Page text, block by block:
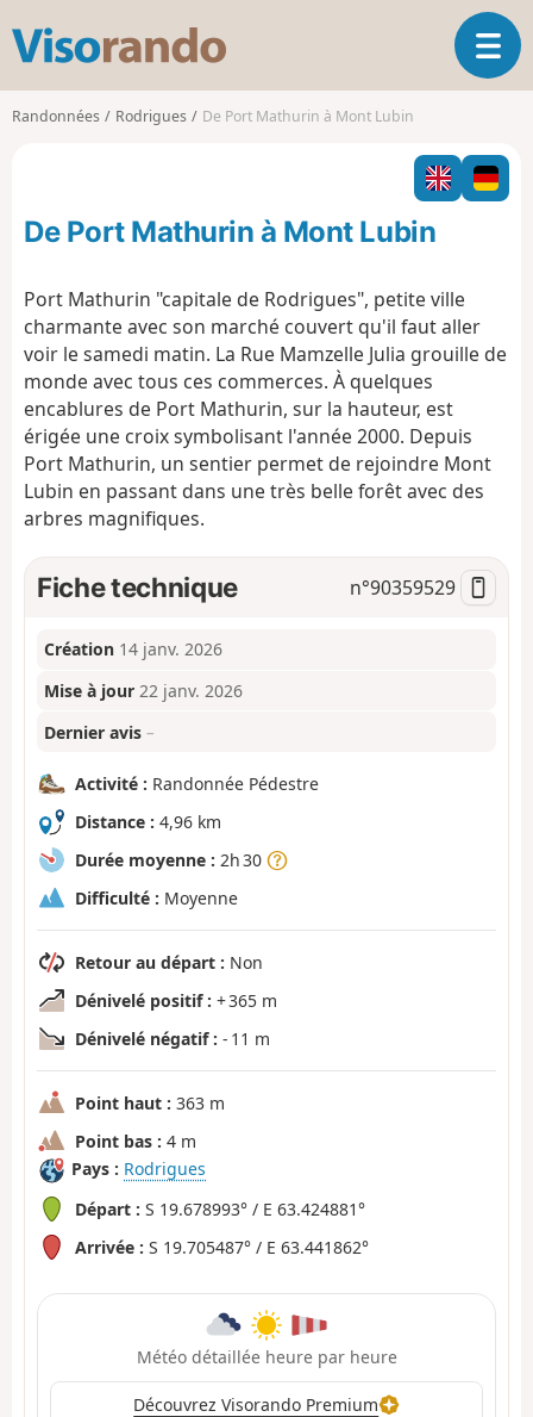
s
o
o
O
u
i
r
l
g
o
Randonnées Rodrigues De Port Mathurin à Mont Lubin
De Port Mathurin à Mont Lubin
Port Mathurin "capitale de Rodrigues", petite ville
charmante avec son marché couvert qu'il faut aller
voir le samedi matin. La Rue Mamzelle Julia grouille de
monde avec tous ces commerces. À quelques
encablures de Port Mathurin, sur la hauteur, est
érigée une croix symbolisant l'année 2000. Depuis
Port Mathurin, un sentier permet de rejoindre Mont
Lubin en passant dans une très belle forêt avec des
arbres magnifiques.
Fiche technique n°90359529
Création 14 janv. 2026
Mise à jour 22 janv. 2026
Dernier avis –
Activité : Randonnée Pédestre
Distance : 4,96 km
Durée moyenne : 2h 30
Difficulté : Moyenne
Retour au départ : Non
Dénivelé positif : + 365 m
Dénivelé négatif : - 11 m
Point haut : 363 m
Point bas : 4 m
Pays : Rodrigues
Départ : S 19.678993° / E 63.424881°
Arrivée : S 19.705487° / E 63.441862°
Météo détaillée heure par heure
Découvrez Visorando Premium